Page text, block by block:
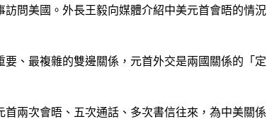
訪問美國。外長王毅向媒體介紹中美元首會晤的情況
要、最複雜的雙邊關係，元首外交是兩國關係的「定
兩次會晤、五次通話、多次書信往來，為中美關係